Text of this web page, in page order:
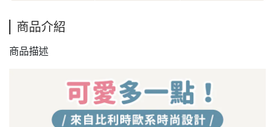
商品介紹
商品描述